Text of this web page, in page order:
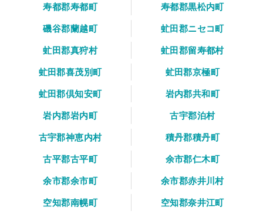
寿都郡寿都町
寿都郡黒松内町
磯谷郡蘭越町
虻田郡ニセコ町
虻田郡真狩村
虻田郡留寿都村
虻田郡喜茂別町
虻田郡京極町
虻田郡倶知安町
岩内郡共和町
岩内郡岩内町
古宇郡泊村
古宇郡神恵内村
積丹郡積丹町
古平郡古平町
余市郡仁木町
余市郡余市町
余市郡赤井川村
空知郡南幌町
空知郡奈井江町